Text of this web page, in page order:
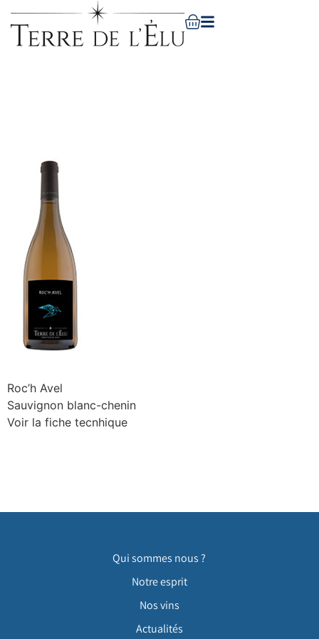
Roc’h Avel
Sauvignon blanc-chenin
Voir la fiche tecnhique
Qui sommes nous ?
Notre esprit
Nos vins
Actualités